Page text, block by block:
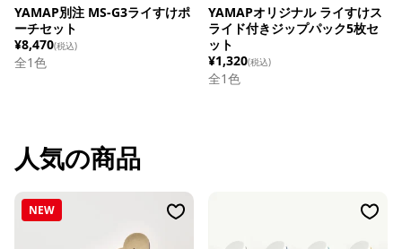
YAMAP別注 MS-G3ライすけポ
ーチセット
¥8,470(税込)
全1色
YAMAPオリジナル ライすけス
ライド付きジップパック5枚セ
ット
¥1,320(税込)
全1色
人気の商品
NEW